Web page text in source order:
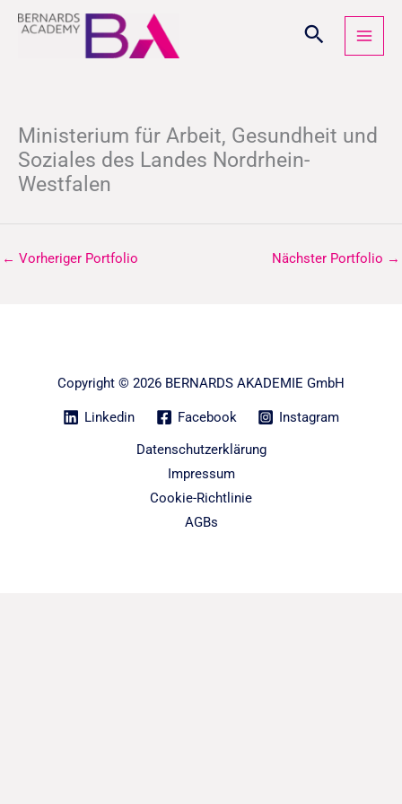
Zum
Inhalt
Ministerium für Arbeit, Gesundheit und
Soziales des Landes Nordrhein-
Westfalen
← Vorheriger Portfolio Nächster Portfolio →
Copyright © 2026 BERNARDS AKADEMIE GmbH
Linkedin Facebook
Instagram
Datenschutzerklärung
Impressum
Cookie-Richtlinie
AGBs